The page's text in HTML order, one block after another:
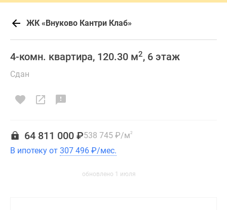
ЖК «Внуково Кантри Клаб»
4-комн. квартира, 120.30 м2, 6 этаж
Сдан
64 811 000 ₽538 745 ₽/м2
В ипотеку от 307 496 ₽/мес.
обновлено 1 июля